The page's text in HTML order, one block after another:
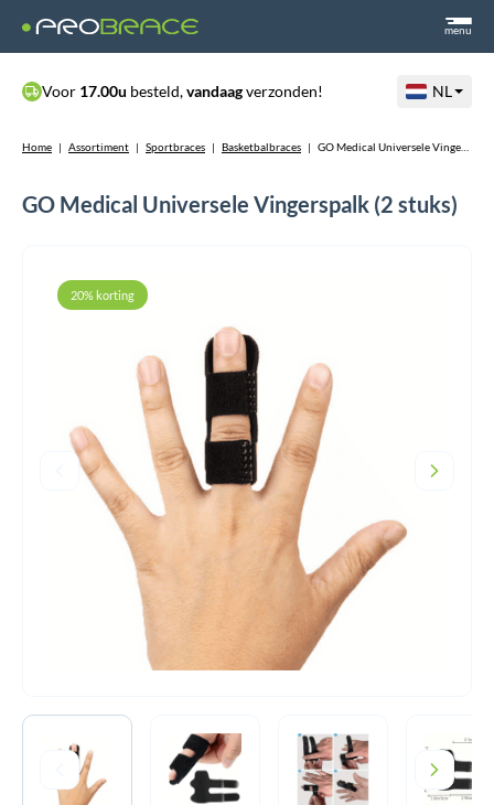
menu
Voor 17.00u besteld,vandaagverzonden! NL
Home | Assortiment | Sportbraces | Basketbalbraces | GO Medical Universele Vingerspalk (2 stuks)
GO Medical Universele Vingerspalk (2 stuks)
20% korting